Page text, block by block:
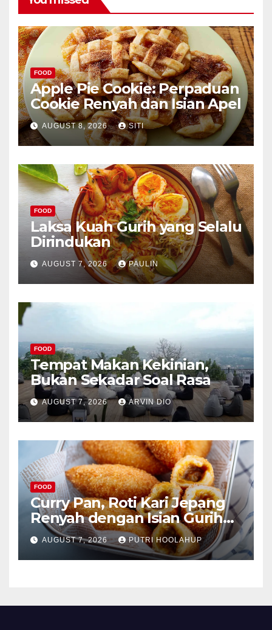
FOOD
Apple Pie Cookie: Perpaduan
Cookie Renyah dan Isian Apel
AUGUST 8, 2026 SITI
FOOD
Laksa Kuah Gurih yang Selalu
Dirindukan
AUGUST 7, 2026 PAULIN
FOOD
Tempat Makan Kekinian,
Bukan Sekadar Soal Rasa
AUGUST 7, 2026 ARVIN DIO
FOOD
Curry Pan, Roti Kari Jepang
Renyah dengan Isian Gurih
Menggoda
AUGUST 7, 2026 PUTRI HOOLAHUP